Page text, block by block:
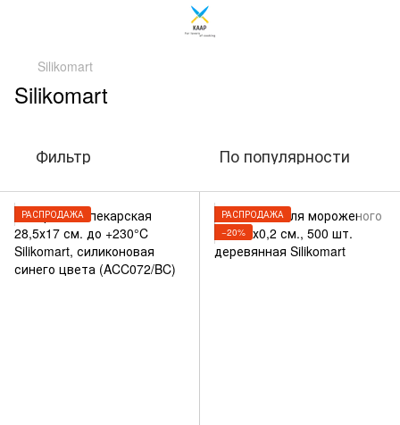
Silikomart
Silikomart
Фильтр По популярности
РАСПРОДАЖА
РАСПРОДАЖА
−20%